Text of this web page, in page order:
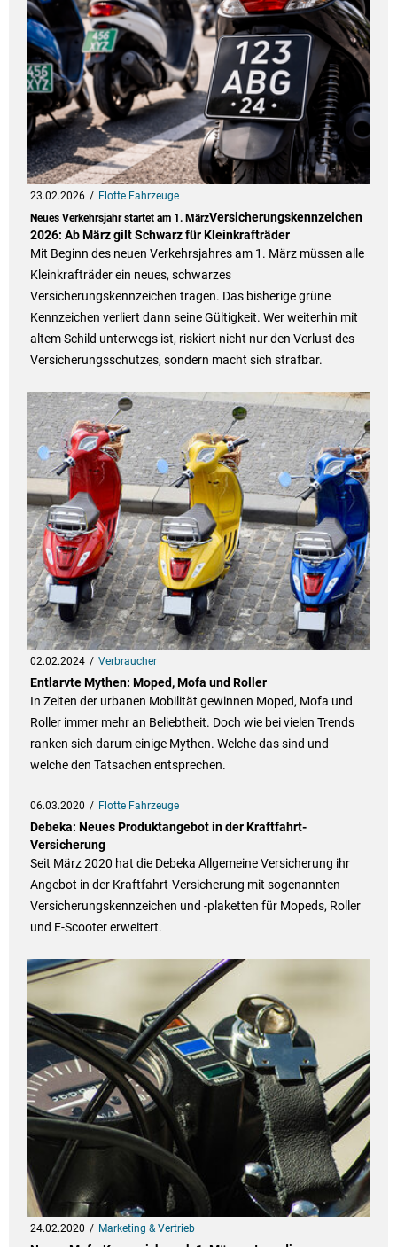
23.02.2026
Flotte Fahrzeuge
Neues Verkehrsjahr startet am 1. MärzVersicherungskennzeichen
2026: Ab März gilt Schwarz für Kleinkrafträder
Mit Beginn des neuen Verkehrsjahres am 1. März müssen alle
Kleinkrafträder ein neues, schwarzes
Versicherungskennzeichen tragen. Das bisherige grüne
Kennzeichen verliert dann seine Gültigkeit. Wer weiterhin mit
altem Schild unterwegs ist, riskiert nicht nur den Verlust des
Versicherungsschutzes, sondern macht sich strafbar.
02.02.2024 Verbraucher
Entlarvte Mythen: Moped, Mofa und Roller
In Zeiten der urbanen Mobilität gewinnen Moped, Mofa und
Roller immer mehr an Beliebtheit. Doch wie bei vielen Trends
ranken sich darum einige Mythen. Welche das sind und
welche den Tatsachen entsprechen.
06.03.2020 Flotte Fahrzeuge
Debeka: Neues Produktangebot in der Kraftfahrt-
Versicherung
Seit März 2020 hat die Debeka Allgemeine Versicherung ihr
Angebot in der Kraftfahrt-Versicherung mit sogenannten
Versicherungskennzeichen und -plaketten für Mopeds, Roller
und E-Scooter erweitert.
24.02.2020 Marketing & Vertrieb